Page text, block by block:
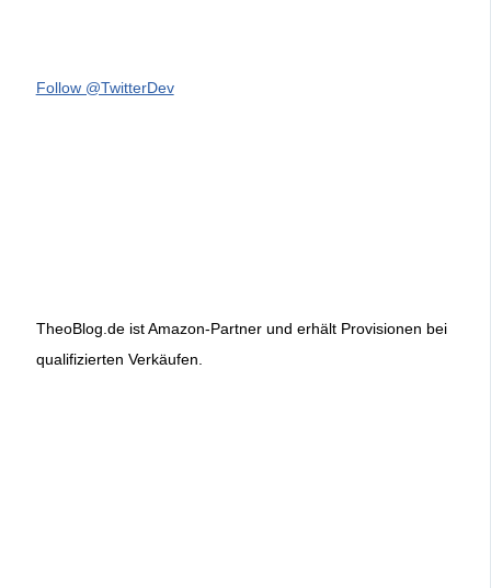
Follow @TwitterDev
TheoBlog.de ist Amazon-Partner und erhält Provisionen bei
qualifizierten Verkäufen.